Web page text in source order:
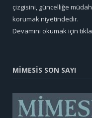
çizgisini, güncelliğe
korumak niyetindedir.
Devamını okumak için
MİMESİS SON SAYI